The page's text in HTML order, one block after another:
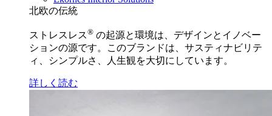
北欧の伝統
ストレスレス® の起源と環境は、デザインとイノベー
ションの源です。このブランドは、サスティナビリテ
ィ、シンプルさ、人生観を大切にしています。
詳しく読む